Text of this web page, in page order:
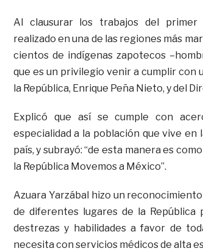
Al clausurar los trabajos del primer
realizado en una de las regiones más
cientos de indígenas zapotecos
que es un privilegio venir a cumplir
la República, Enrique Peña Nieto, y del
Explicó que así se cumple con
especialidad a la población que vive en
país, y subrayó: “de esta manera es
la República Movemos a México”.
Azuara Yarzábal hizo un
de diferentes lugares de la República
destrezas y habilidades a favor de
necesita con servicios médicos de alta